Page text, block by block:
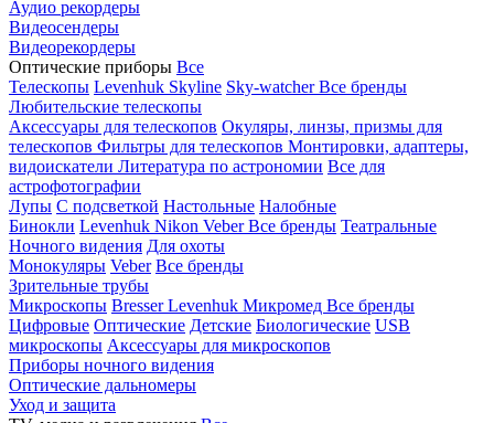
Аудио рекордеры
Видеосендеры
Видеорекордеры
Оптические приборы Все
Телескопы Levenhuk Skyline Sky-watcherВсе бренды
Любительские телескопы
Аксессуары для телескопов Окуляры, линзы, призмы для
телескопов Фильтры для телескопов Монтировки, адаптеры,
видоискатели Литература по астрономии Все для
астрофотографии
Лупы С подсветкой Настольные Налобные
Бинокли Levenhuk Nikon VeberВсе бренды Театральные
Ночного видения Для охоты
Монокуляры Veber Все бренды
Зрительные трубы
Микроскопы BresserLevenhuk Микромед Все бренды
Цифровые Оптические Детские Биологические USB
микроскопы Аксессуары для микроскопов
Приборы ночного видения
Оптические дальномеры
Уход и защита